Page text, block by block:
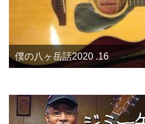
僕の八ヶ岳話2020 .16